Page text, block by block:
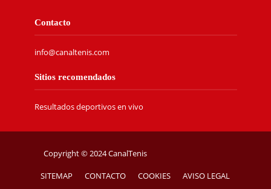
Contacto
info@canaltenis.com
Sitios recomendados
Resultados deportivos en vivo
Copyright © 2024 CanalTenis
SITEMAP CONTACTO COOKIES AVISO LEGAL